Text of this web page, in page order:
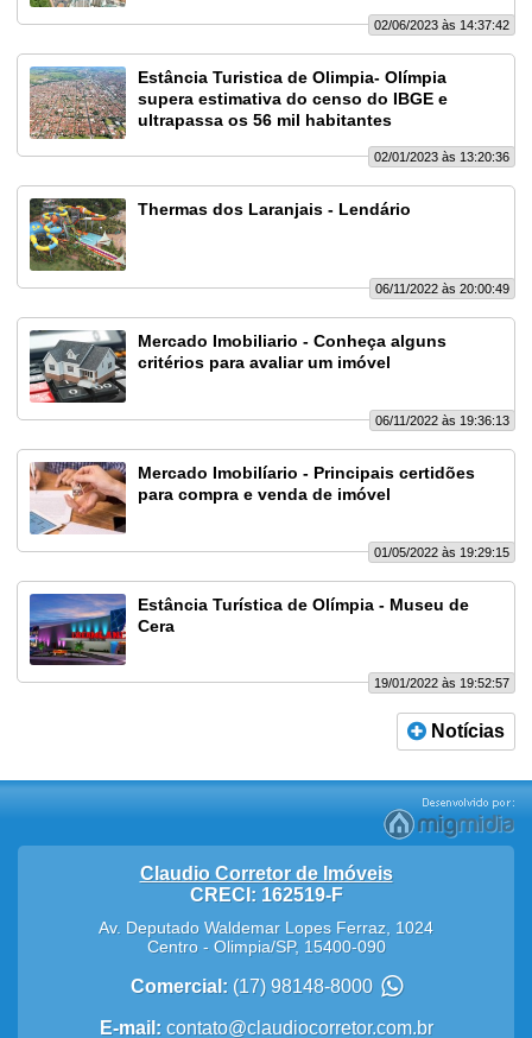
02/06/2023 às 14:37:42
Estância Turistica de Olimpia- Olímpia
supera estimativa do censo do IBGE e
ultrapassa os 56 mil habitantes
02/01/2023 às 13:20:36
Thermas dos Laranjais - Lendário
06/11/2022 às 20:00:49
Mercado Imobiliario - Conheça alguns
critérios para avaliar um imóvel
06/11/2022 às 19:36:13
Mercado Imobilíario - Principais certidões
para compra e venda de imóvel
01/05/2022 às 19:29:15
Estância Turística de Olímpia - Museu de
Cera
19/01/2022 às 19:52:57
Notícias
Claudio Corretor de Imóveis
CRECI: 162519-F
Av. Deputado Waldemar Lopes Ferraz, 1024
Centro- Olimpia/SP, 15400-090
Comercial: (17) 98148-8000
E-mail: contato@claudiocorretor.com.br